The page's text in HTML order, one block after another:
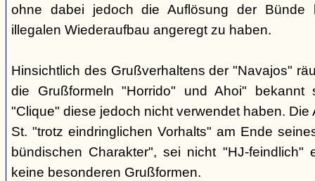
ohne dabei jedoch die Auflösung der Bünde
illegalen Wiederaufbau angeregt zu haben.
Hinsichtlich des Grußverhaltens der "Navajos"
die Grußformeln "Horrido" und Ahoi" bekannt
"Clique" diese jedoch nicht verwendet haben. Die
St. "trotz eindringlichen Vorhalts" am Ende
bündischen Charakter", sei nicht "HJ-feindlich"
keine besonderen Grußformen.